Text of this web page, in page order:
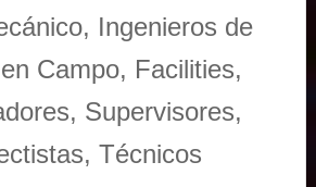
Ingenieros de
Campo, Facilities,
Supervisores,
Técnicos